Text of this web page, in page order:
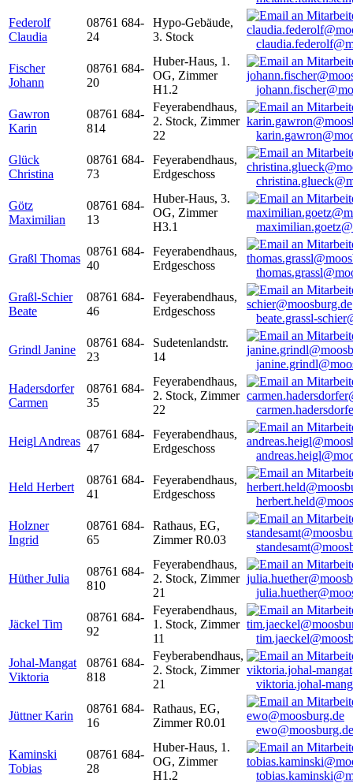
Federolf
Claudia
08761 684-
24
Hypo-Gebäude,
3. Stock
Fischer
Johann
08761 684-
20
Huber-Haus, 1.
OG, Zimmer
H1.2
Gawron
Karin
08761 684-
814
Feyerabendhaus,
2. Stock, Zimmer
22
Glück
Christina
08761 684-
73
Feyerabendhaus,
Erdgeschoss
Götz
Maximilian
08761 684-
13
Huber-Haus, 3.
OG, Zimmer
H3.1
Graßl Thomas
08761 684-
40
Feyerabendhaus,
Erdgeschoss
Graßl-Schier
Beate
08761 684-
46
Feyerabendhaus,
Erdgeschoss
beate.grassl-
Grindl Janine
08761 684-
23
Sudetenlandstr.
14
Hadersdorfer
Carmen
08761 684-
35
Feyerabendhaus,
2. Stock, Zimmer
22
Heigl Andreas
08761 684-
47
Feyerabendhaus,
Erdgeschoss
Held Herbert
08761 684-
41
Feyerabendhaus,
Erdgeschoss
Holzner
Ingrid
08761 684-
65
Rathaus, EG,
Zimmer R0.03
Hüther Julia
08761 684-
810
Feyerabendhaus,
2. Stock, Zimmer
21
Jäckel Tim
08761 684-
92
Feyerabendhaus,
1. Stock, Zimmer
11
Johal-Mangat
Viktoria
08761 684-
818
Feyberabendhaus,
2. Stock, Zimmer
21
viktoria.johal-
Jüttner Karin
08761 684-
16
Rathaus, EG,
Zimmer R0.01
ewo@moosburg.de
Kaminski
Tobias
08761 684-
28
Huber-Haus, 1.
OG, Zimmer
H1.2